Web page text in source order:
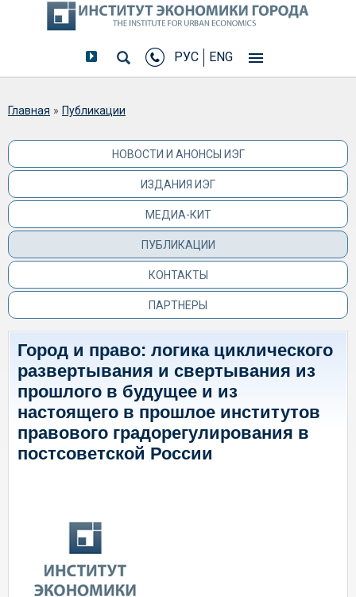
РУС ENG
Вы здесь
Главная » Публикации
НОВОСТИ И АНОНСЫ ИЭГ
ИЗДАНИЯ ИЭГ
МЕДИА-КИТ
ПУБЛИКАЦИИ
КОНТАКТЫ
ПАРТНЕРЫ
Город и право: логика циклического
развертывания и свертывания из
прошлого в будущее и из
настоящего в прошлое институтов
правового градорегулирования в
постсоветской России